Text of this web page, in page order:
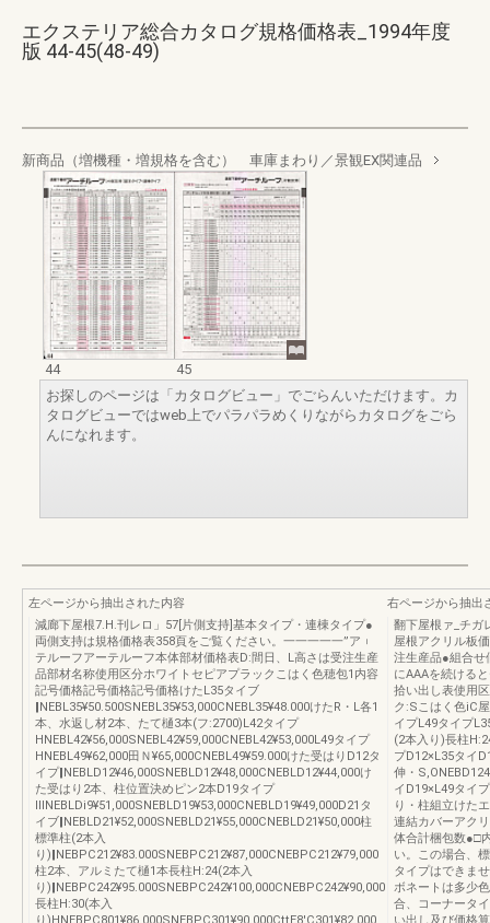
エクステリア総合カタログ規格価格表_1994年度
版 44-45(48-49)
新商品（増機種・増規格を含む） 車庫まわり／景観EX関連品
44
45
お探しのページは「カタログビュー」でごらんいただけます。カ
タログビューではweb上でパラパラめくりながらカタログをごら
んになれます。
左ページから抽出された内容
減廊下屋根7.H.刊レロ」57[片側支持]基本タイプ・連棟タイプ●
両側支持は規格価格表358頁をご覧ください。一一一一一”ア︲
テルーフアーテルーフ本体部材価格表D:間日、L高さは受注生産
品部材名称使用区分ホワイトセピアプラックこはく色穂包1内容
記号価格記号価格記号価格けたL35タイブ
‖NEBL35¥50.500SNEBL35¥53,000CNEBL35¥48.000けたR・L各1
本、水返し材2本、たて樋3本(フ:2700)L42タイプ
HNEBL42¥56,000SNEBL42¥59,000CNEBL42¥53,000L49タイプ
HNEBL49¥62,000田Ｎ¥65,000CNEBL49¥59.000けた受はりD12タ
イプ‖NEBLD12¥46,000SNEBLD12¥48,000CNEBLD12¥44,000け
た受はり2本、柱位置決めピン2本D19タイプ
ⅢNEBLDi9¥51,000SNEBLD19¥53,000CNEBLD19¥49,000D21タ
イブ‖NEBLD21¥52,000SNEBLD21¥55,000CNEBLD21¥50,000柱
標準柱(2本入
り)‖NEBPC212¥83.000SNEBPC212¥87,000CNEBPC212¥79,000
柱2本、アルミたて樋1本長柱H:24(2本入
り)‖NEBPC242¥95.000SNEBPC242¥100,000CNEBPC242¥90,000
長柱H:30(本入
右ページから抽出
翻下屋根ァ_チガ
屋根アクリル板
注生産品●組合せ
にAAAを続ける
拾い出し表使用
ク:Sこはく色iC
イプL49タイプ
(2本入り)長柱
プD12×L35タイ
伸・
イD19×L49タイ
り・柱組立けた
連結カバーアク
体合計梱包数●□
い。この場合、
タイプはできま
ボネートは多少
合、コーナータ